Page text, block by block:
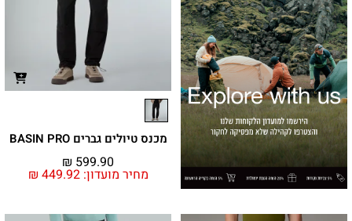
מכנס טיולים גברים BASIN PRO
מחיר מועדון: ₪ 449.92
₪ 599.90